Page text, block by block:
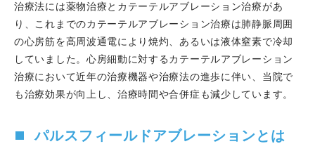
2025.03.14KCJL 2025が開催され、高谷具史科長が三
田市民病院にてFocus Live1でPCI オペレーターを務めま
した。
2025.03.07
令和6年度下期 病院局職員表彰（個人部
門）として、嶋根章部長が表彰されました。
2025.03.04
雑誌「心エコー 特集：前心不全（pre-
と大西哲存先生の執筆した「心エコーによる機能的診断」
治療法には薬物治療とカテーテルアブレーション治療があ
り、これまでのカテーテルアブレーション治療は肺静脈周囲
の心房筋を高周波通電により焼灼、あるいは液体窒素で冷却
していました。心房細動に対するカテーテルアブレーション
治療において近年の治療機器や治療法の進歩に伴い、当院で
も治療効果が向上し、治療時間や合併症も減少しています。
パルスフィールドアブレーションとは